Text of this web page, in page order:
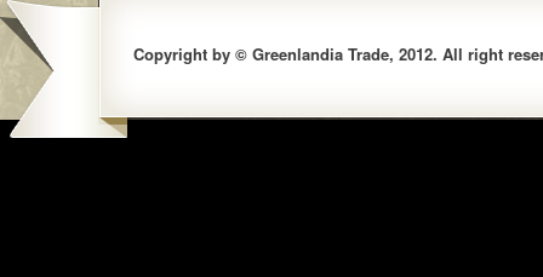
Copyright by © Greenlandia Trade, 2012. All right